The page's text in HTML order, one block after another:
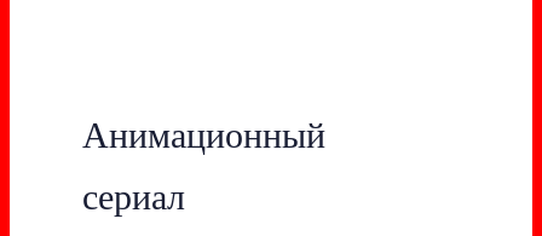
Анимационный
сериал